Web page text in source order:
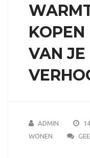
VAN JE
ADMIN
WONEN